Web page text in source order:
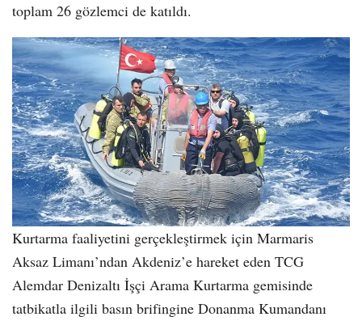
toplam 26 gözlemci de katıldı.
Kurtarma faaliyetini gerçekleştirmek için Marmaris
Aksaz Limanı’ndan Akdeniz’e hareket eden TCG
Alemdar Denizaltı İşçi Arama Kurtarma gemisinde
tatbikatla ilgili basın brifingine Donanma Kumandanı